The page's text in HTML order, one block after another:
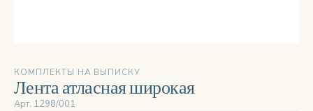
КОМПЛЕКТЫ НА ВЫПИСКУ
Лента атласная широкая
Арт. 1298/001